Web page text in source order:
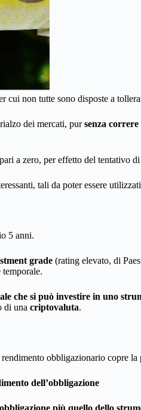
cui non tutte sono disposte a
dei mercati, pursenza
a zero, per effetto del tentativo
tali da poter essere
5 anni.
grade (rating elevato, di
che si può investire in uno
di una criptovaluta.
obbligazionario copre la
dell’obbligazione
più quello dello